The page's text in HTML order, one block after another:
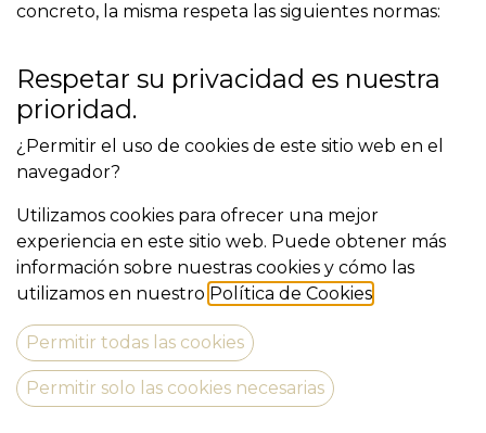
concreto, la misma respeta las siguientes normas:
El Reglamento (UE) 2016/679 del Parlamento
Europeo y del Consejo, de 27 de abril de 2016,
relativo a la protección de las personas físicas en lo
que respecta al tratamiento de datos personales y a
la libre circulación de estos datos (RGPD).
Protección de Datos Personales y garantía de los
derechos digitales (LOPD-GDD).
El Real Decreto 1720/2007, de 21 de diciembre, por
el que se aprueba el Reglamento de desarrollo de
la Ley Orgánica 15/1999, de 13 de diciembre, de
Protección de Datos de Carácter Personal
(RDLOPD).
La Ley 34/2002, de 11 de julio, de Servicios de la
Respetar su privacidad es nuestra
prioridad.
¿Permitir el uso de cookies de este sitio web en el
navegador?
Utilizamos cookies para ofrecer una mejor
experiencia en este sitio web. Puede obtener más
información sobre nuestras cookies y cómo las
utilizamos en nuestro Política de Cookies
Permitir todas las cookies
Permitir solo las cookies necesarias